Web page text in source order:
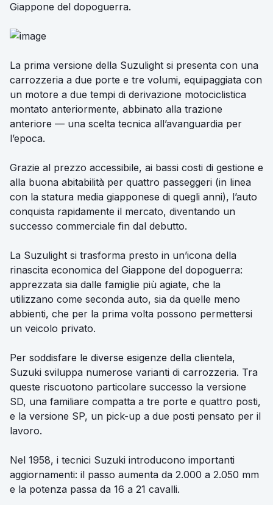
Giappone del dopoguerra.
La prima versione della Suzulight si presenta con una
carrozzeria a due porte e tre volumi, equipaggiata con
un motore a due tempi di derivazione motociclistica
montato anteriormente, abbinato alla trazione
anteriore — una scelta tecnica all’avanguardia per
l’epoca.
Grazie al prezzo accessibile, ai bassi costi di gestione e
alla buona abitabilità per quattro passeggeri (in linea
con la statura media giapponese di quegli anni), l’auto
conquista rapidamente il mercato, diventando un
successo commerciale fin dal debutto.
La Suzulight si trasforma presto in un’icona della
rinascita economica del Giappone del dopoguerra:
apprezzata sia dalle famiglie più agiate, che la
utilizzano come seconda auto, sia da quelle meno
abbienti, che per la prima volta possono permettersi
un veicolo privato.
Per soddisfare le diverse esigenze della clientela,
Suzuki sviluppa numerose varianti di carrozzeria. Tra
queste riscuotono particolare successo la versione
SD, una familiare compatta a tre porte e quattro posti,
e la versione SP, un pick-up a due posti pensato per il
lavoro.
Nel 1958, i tecnici Suzuki introducono importanti
aggiornamenti: il passo aumenta da 2.000 a 2.050 mm
e la potenza passa da 16 a 21 cavalli.